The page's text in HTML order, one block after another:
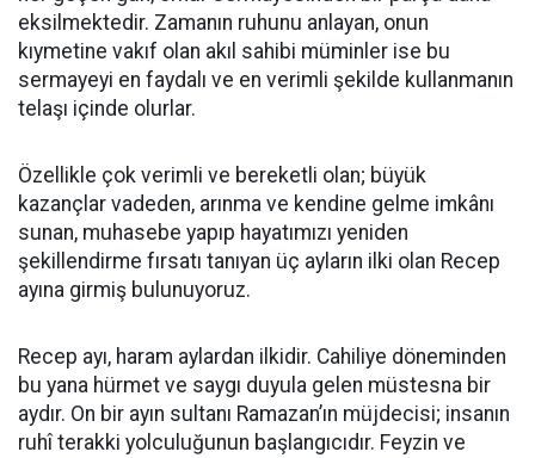
eksilmektedir. Zamanın ruhunu anlayan, onun
kıymetine vakıf olan akıl sahibi müminler ise bu
sermayeyi en faydalı ve en verimli şekilde kullanmanın
telaşı içinde olurlar.
Özellikle çok verimli ve bereketli olan; büyük
kazançlar vadeden, arınma ve kendine gelme imkânı
sunan, muhasebe yapıp hayatımızı yeniden
şekillendirme fırsatı tanıyan üç ayların ilki olan Recep
ayına girmiş bulunuyoruz.
Recep ayı, haram aylardan ilkidir. Cahiliye döneminden
bu yana hürmet ve saygı duyula gelen müstesna bir
aydır. On bir ayın sultanı Ramazan’ın müjdecisi; insanın
ruhî terakki yolculuğunun başlangıcıdır. Feyzin ve